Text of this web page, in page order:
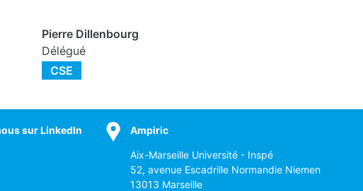
Pierre Dillenbourg
Délégué
CSE
sur LinkedIn Ampiric
Aix-Marseille Université - Inspé
52, avenue Escadrille Normandie Niemen
13013 Marseille